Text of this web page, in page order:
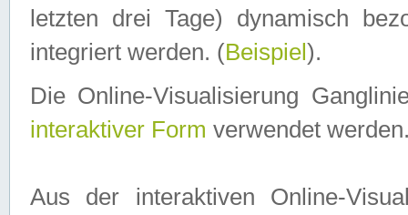
letzten drei Tage) dynamisch
integriert werden. (Beispiel ).
Die Online-Visualisierung
interaktiver Form verwendet
Aus der interaktiven Online-